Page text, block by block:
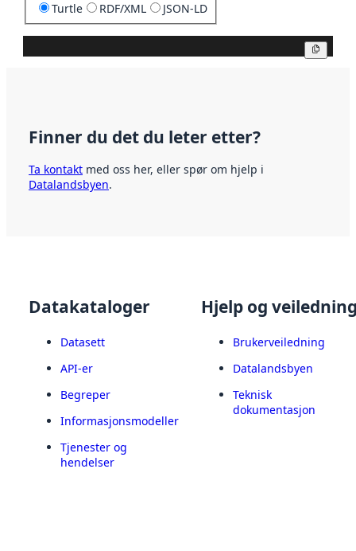
Turtle RDF/XML JSON-LD
Finner du det du leter etter?
Ta kontakt med oss her, eller spør om hjelp i
Datalandsbyen.
Datakataloger
Datasett
API-er
Begreper
Informasjonsmodeller
Tjenester og
hendelser
Hjelp og
Brukerveiledning
Datalandsbyen
Teknisk
dokumentasjon